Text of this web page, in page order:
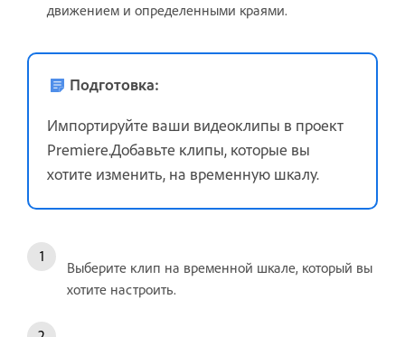
движением и определенными краями.
Подготовка:
Импортируйте ваши видеоклипы в проект
Premiere.Добавьте клипы, которые вы
хотите изменить, на временную шкалу.
Выберите клип на временной шкале, который вы
хотите настроить.